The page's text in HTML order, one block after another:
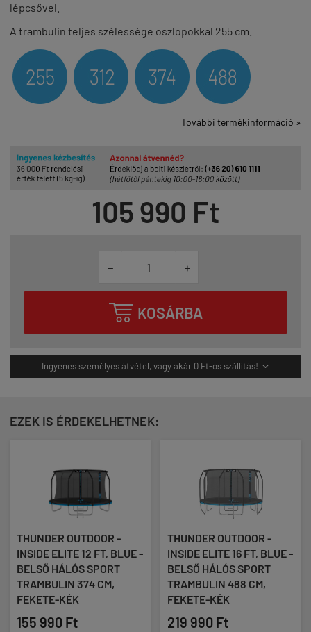
lépcsővel.
A trambulin teljes szélessége oszlopokkal 255 cm.
További termékinformáció »
105 990 Ft
 
 KOSÁRBA
Ingyenes személyes átvétel, vagy akár 0 Ft-os szállítás! 
EZEK IS ÉRDEKELHETNEK:
THUNDER OUTDOOR -
INSIDE ELITE 12 FT, BLUE -
BELSŐ HÁLÓS SPORT
TRAMBULIN 374 CM,
FEKETE-KÉK
155 990 Ft
THUNDER OUTDOOR -
INSIDE ELITE 16 FT, BLUE -
BELSŐ HÁLÓS SPORT
TRAMBULIN 488 CM,
FEKETE-KÉK
219 990 Ft